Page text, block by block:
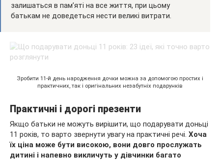
залишаться в пам’яті на все життя, при цьому
батькам не доведеться нести великі витрати.
Зробити 11-й день народження дочки можна за допомогою простих і
практичних, так і оригінальних незабутніх подарунків
Практичні і дорогі презенти
Якщо батьки не можуть вирішити, що подарувати доньці
11 років, то варто звернути увагу на практичні речі. Хоча
їх ціна може бути високою, вони довго прослужать
дитині і напевно викличуть у дівчинки багато